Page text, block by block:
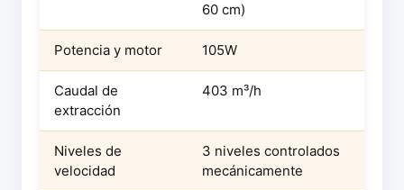
60 cm)
Potencia y motor 105W
Caudal de
extracción
403 m³/h
Niveles de
velocidad
3 niveles controlados
mecánicamente